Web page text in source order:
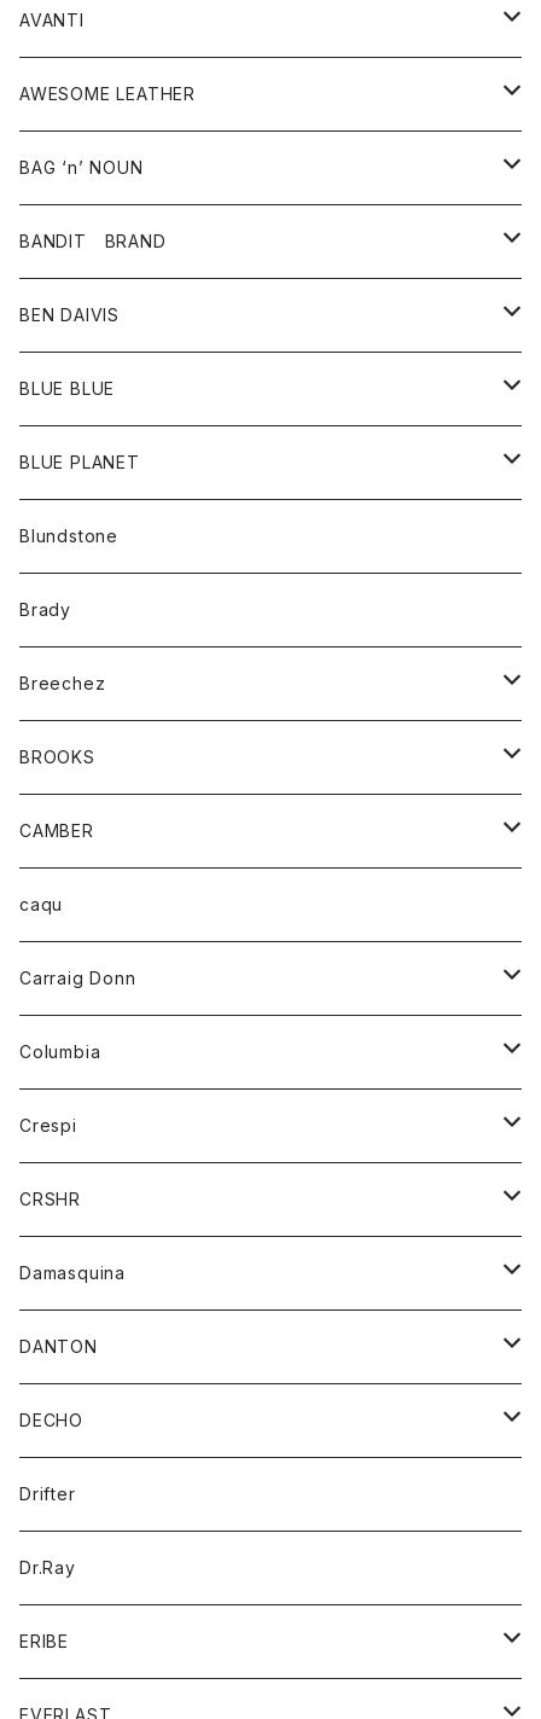
シューズ
アクセサリー
その他雑貨
ジャケット
ベスト
シャツ
ワンピース
ボトム
スカート
パンツ
グッズ
靴
ウォレット
バッグ
グッズ
靴
AVANTI
シャツ
AWESOME LEATHER
アウター
革ジャケット
BAG ‘n’ NOUN
アクセサリー
バッグ
ポーチ
BANDIT BRAND
トップス
Ｔシャツ
BEN DAIVIS
ポトム
パンツ
BLUE BLUE
アウター
カーディガン
コート
アクセサリー
バッグ
ベルト
キッズ
Tシャツ
グッズ
アンダーウェアー
カードホルダー
チーフ
バンダナ
トップス
カーディガン
トレーナー
パーカー
ボトム
オーバーオール
ショートパンツ
レディース
オーバーオール
カーディガン
Tシャツ
パーカー
BLUE PLANET
サングラス
Blundstone
Brady
Breechez
シャツ
BROOKS
グッズ
靴
CAMBER
トップス
ハーフスリーブTシャツ
caqu
Carraig Donn
ニット
Columbia
アウター
ジャケット
Crespi
ジャケット
ワンピース
ブラウス
CRSHR
キャップ
Damasquina
ウォレット
カードケース
バッグ
DANTON
アウター
コート
ジャケット
アクセサリー
バッグ
キッズ
シャツ
Tシャツ
グッズ
帽子
トップス
DECHO
帽子
Drifter
Dr.Ray
ERIBE
ニット
EVERLAST